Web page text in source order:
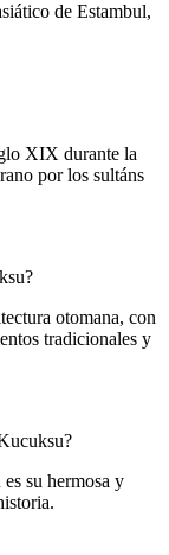
de Estambul,
XIX durante la
por los sultáns
otomana, con
tradicionales y
su hermosa y